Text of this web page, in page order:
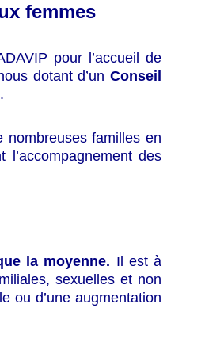
femmes
pour l’accueil de
dotant d’un Conseil
nombreuses familles en
des
la moyenne. Il est à
sexuelles et non
ou d’une augmentation